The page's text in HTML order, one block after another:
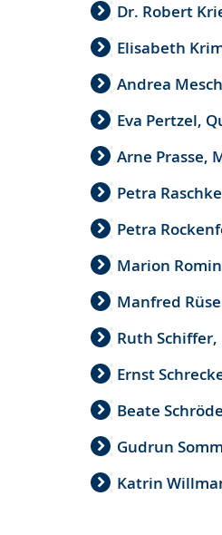
Dr. Robert
Elisabeth
Andrea
Eva Pertzel,
Arne Prasse,
Petra
Petra
Marion
Manfred
Ruth
Ernst
Beate
Gudrun
Katrin